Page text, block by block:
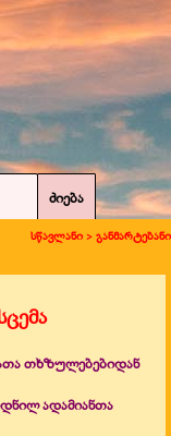
ძიება
სწავლანი > განმარტებანი
თხზულებებიდან
ადამიანთა